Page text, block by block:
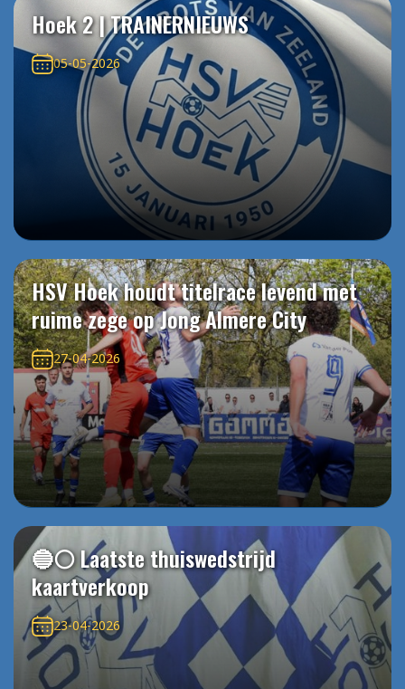
Hoek 2 | TRAINERNIEUWS
05-05-2026
HSV Hoek houdt titelrace levend met
ruime zege op Jong Almere City
27-04-2026
🔵⚪️ Laatste thuiswedstrijd
kaartverkoop
23-04-2026